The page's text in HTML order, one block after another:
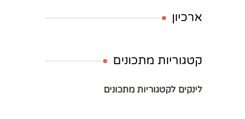
ארכיון
קטגוריות מתכונים
לינקים לקטגוריות מתכונים